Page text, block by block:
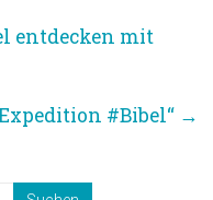
entdecken mit
#Bibel“ →